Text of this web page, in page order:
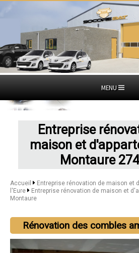
MENU
Entreprise
maison et
Montaure
Accueil
Entreprise rénovation de maison et
l'Eure
Entreprise rénovation de maison et
Montaure
Rénovation des combles